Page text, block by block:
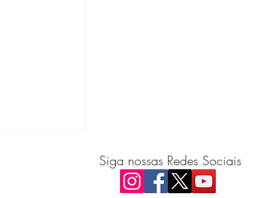
Siga nossas Redes Sociais